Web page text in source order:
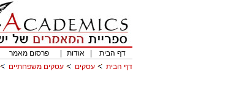
דף הבית
אודות פרסום מאמר
דף הבית
עסקים עסקים משפחתיים